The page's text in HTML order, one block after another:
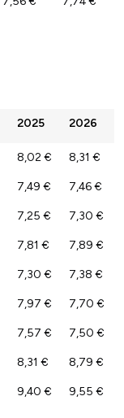
2025 2026
8,02 € 8,31 €
7,49 € 7,46 €
7,25 € 7,30 €
7,81 € 7,89 €
7,30 € 7,38 €
7,97 € 7,70 €
7,57 € 7,50 €
8,31 € 8,79 €
9,40 € 9,55 €